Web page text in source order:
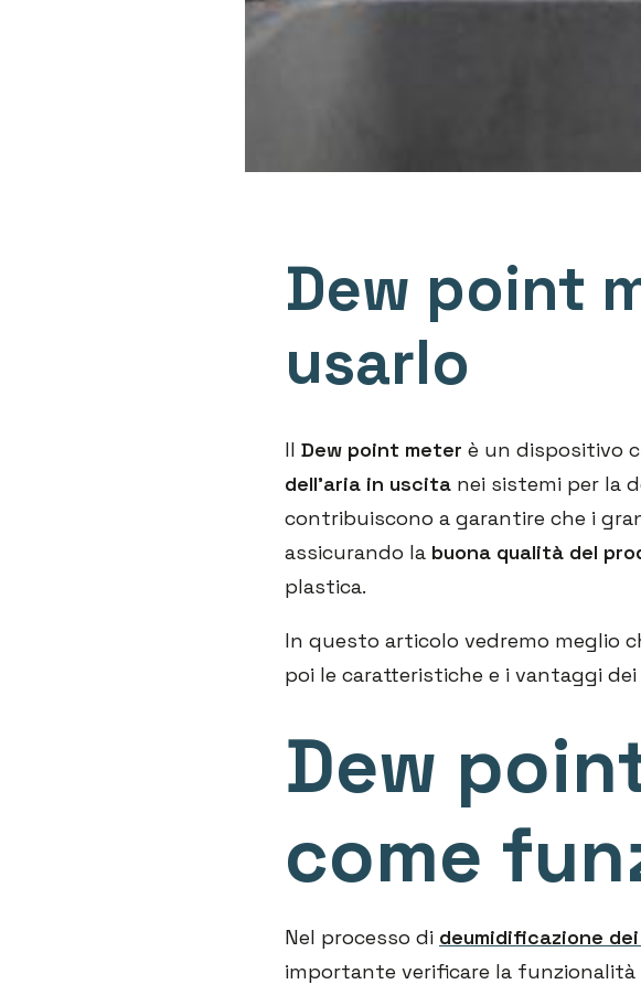
Dew point
usarlo
Il Dew point meter è un dispositivo
dell’aria in uscita nei sistemi per la
contribuiscono a garantire che i
assicurando la buona qualità del
plastica.
In questo articolo vedremo meglio
poi le caratteristiche e i vantaggi
Dew
come
Nel processo di deumidificazione
importante verificare la